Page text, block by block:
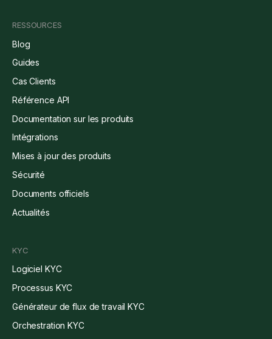
RESSOURCES
Blog
Guides
Cas Clients
Référence API
Documentation sur les produits
Intégrations
Mises à jour des produits
Sécurité
Documents officiels
Actualités
KYC
Logiciel KYC
Processus KYC
Générateur de flux de travail KYC
Orchestration KYC